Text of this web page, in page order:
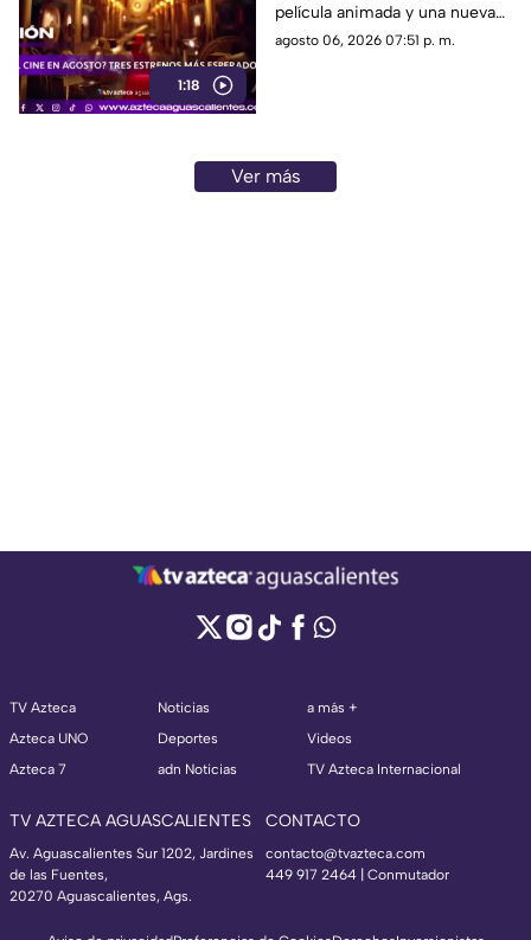
1:18
película animada y una nueva
entrega de terror para distintos
agosto 06, 2026 07:51 p. m.
Ver más
TV Azteca
Azteca UNO
Azteca 7
Noticias
Deportes
adn Noticias
a más +
Videos
TV Azteca Internacional
TV AZTECA AGUASCALIENTES
Av. Aguascalientes Sur 1202, Jardines
de las Fuentes,
20270 Aguascalientes, Ags.
CONTACTO
contacto@tvazteca.com
449 917 2464 | Conmutador